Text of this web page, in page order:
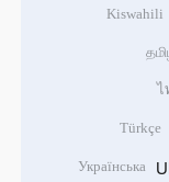
Kiswahili
Türkçe
Українська